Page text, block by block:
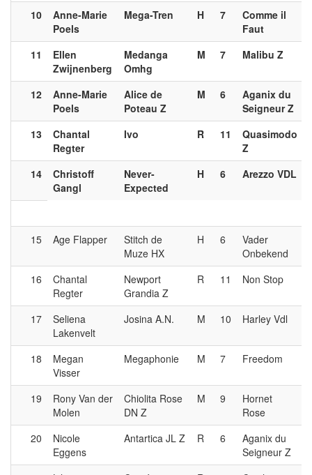
10
Anne-Marie
Poels
Mega-Tren H 7
Comme il
Faut
11
Ellen
Zwijnenberg
Medanga
Omhg
M 7 Malibu Z
12
Anne-Marie
Poels
Alice de
Poteau Z
M 6
Aganix du
Seigneur Z
13
Chantal
Regter
Ivo R 11
Quasimodo
Z
14
Christoff
Gangl
Never-
Expected
H 6 Arezzo VDL
15 Age Flapper
Stitch de
Muze HX
H 6
Vader
Onbekend
16
Chantal
Regter
Newport
Grandia Z
R 11 Non Stop
17
Seliena
Lakenvelt
Josina A.N. M 10 Harley Vdl
18
Megan
Visser
Megaphonie M 7 Freedom
19
Rony Van der
Molen
Chiolita Rose
DN Z
M 9
Hornet
Rose
20
Nicole
Eggens
Antartica JL Z R 6
Aganix du
Seigneur Z